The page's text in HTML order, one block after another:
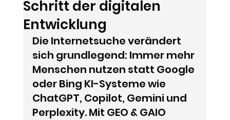
Schritt der digitalen
Entwicklung
Die Internetsuche verändert
sich grundlegend: Immer mehr
Menschen nutzen statt Google
oder Bing KI-Systeme wie
ChatGPT, Copilot, Gemini und
Perplexity. Mit GEO & GAIO